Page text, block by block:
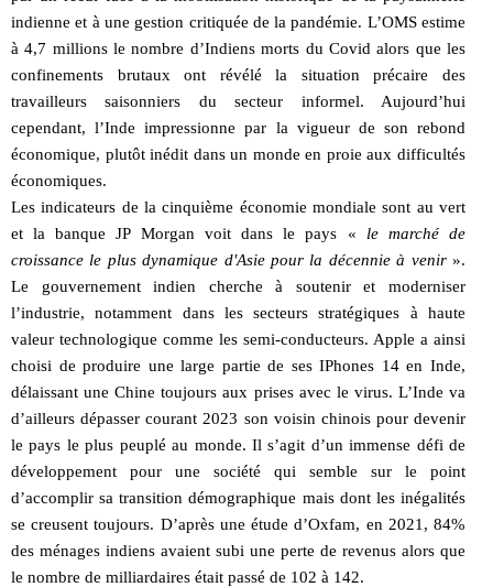
indienne et à une gestion critiquée de la pandémie. L’OMS estime
à 4,7 millions le nombre d’Indiens morts du Covid alors que les
confinements brutaux ont révélé la situation précaire des
travailleurs saisonniers du secteur informel. Aujourd’hui
cependant, l’Inde impressionne par la vigueur de son rebond
économique, plutôt inédit dans un monde en proie aux difficultés
économiques.
Les indicateurs de la cinquième économie mondiale sont au vert
et la banque JP Morgan voit dans le pays « le marché de
croissance le plus dynamique d'Asie pour la décennie à venir».
Le gouvernement indien cherche à soutenir et moderniser
l’industrie, notamment dans les secteurs stratégiques à haute
valeur technologique comme les semi-conducteurs. Apple a ainsi
choisi de produire une large partie de ses IPhones 14 en Inde,
délaissant une Chine toujours aux prises avec le virus. L’Inde va
d’ailleurs dépasser courant 2023 son voisin chinois pour devenir
le pays le plus peuplé au monde. Il s’agit d’un immense défi de
développement pour une société qui semble sur le point
d’accomplir sa transition démographique mais dont les inégalités
se creusent toujours. D’après une étude d’Oxfam, en 2021, 84%
des ménages indiens avaient subi une perte de revenus alors que
le nombre de milliardaires était passé de 102 à 142.